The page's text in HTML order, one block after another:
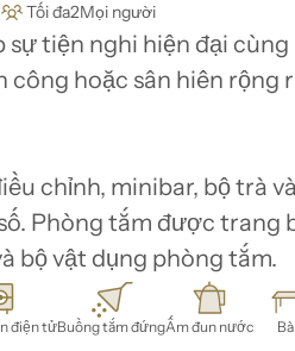
Tối đa2Mọi người
tiện nghi hiện đại
công hoặc sân hiên rộng
chỉnh, minibar, bộ trà
Phòng tắm được trang
bộ vật dụng phòng tắm.
điện tửBuồng tắm đứngẤm đun nước